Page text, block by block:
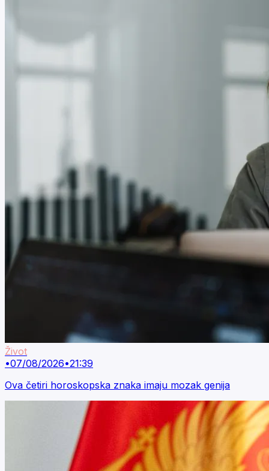
Život
•07/08/2026•21:39
Ova četiri horoskopska znaka imaju mozak genija